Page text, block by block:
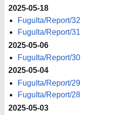
2025-05-18
FuguIta/Report/32
FuguIta/Report/31
2025-05-06
FuguIta/Report/30
2025-05-04
FuguIta/Report/29
FuguIta/Report/28
2025-05-03